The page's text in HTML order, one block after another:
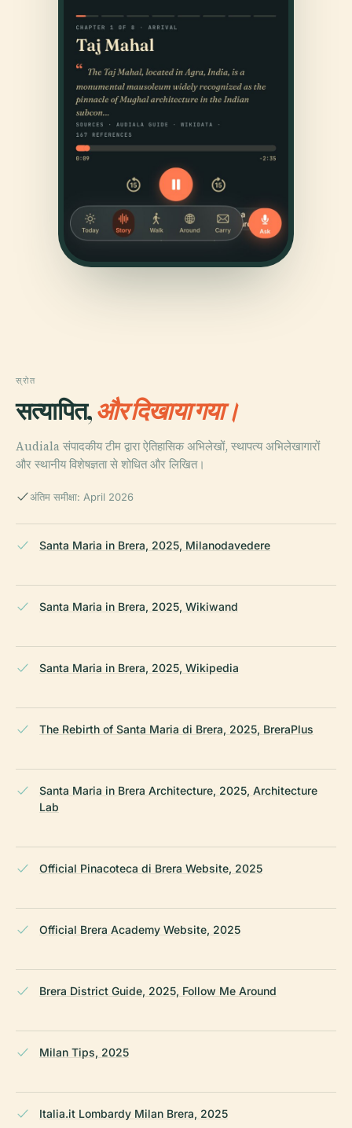
स्रोत
सत्यापित,और दिखाया गया।
Audiala संपादकीय टीम द्वारा ऐतिहासिक अभिलेखों, स्थापत्य अभिलेखागारों
और स्थानीय विशेषज्ञता से शोधित और लिखित।
अंतिम समीक्षा: April 2026
Santa Maria in Brera, 2025, Milanodavedere
Santa Maria in Brera, 2025, Wikiwand
Santa Maria in Brera, 2025, Wikipedia
The Rebirth of Santa Maria di Brera, 2025, BreraPlus
Santa Maria in Brera Architecture, 2025, Architecture
Lab
Official Pinacoteca di Brera Website, 2025
Official Brera Academy Website, 2025
Brera District Guide, 2025, Follow Me Around
Milan Tips, 2025
Italia.it Lombardy Milan Brera, 2025